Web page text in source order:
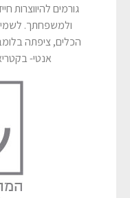
גורמים להיווצרות
ולמשפחתך.
הכלים, ציפתה
אנטי-